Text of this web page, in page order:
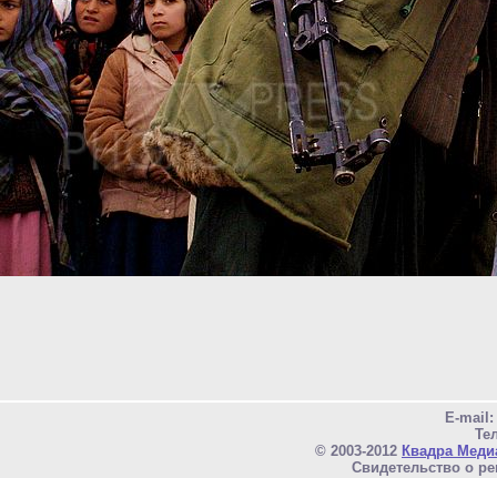
E-mail:
© 2003-2012 Квадра
Свидетельство о